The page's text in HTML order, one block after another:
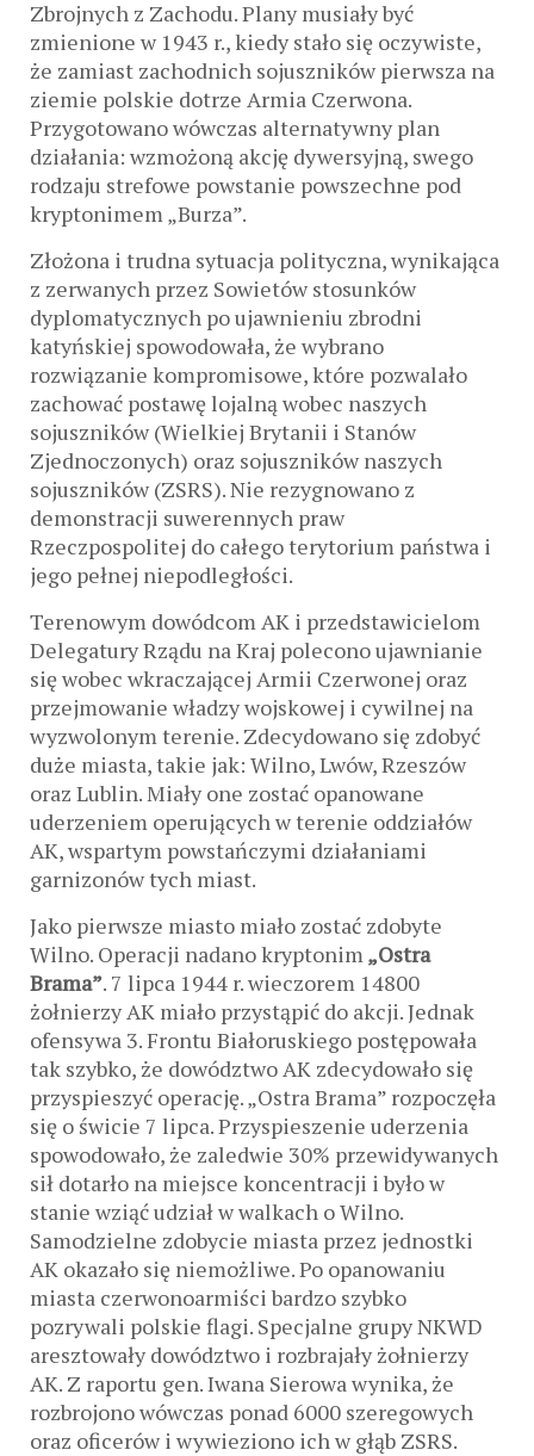
Zbrojnych z Zachodu. Plany musiały być
zmienione w 1943 r., kiedy stało się oczywiste,
że zamiast zachodnich sojuszników pierwsza na
ziemie polskie dotrze Armia Czerwona.
Przygotowano wówczas alternatywny plan
działania: wzmożoną akcję dywersyjną, swego
rodzaju strefowe powstanie powszechne pod
kryptonimem „Burza”.
Złożona i trudna sytuacja polityczna, wynikająca
z zerwanych przez Sowietów stosunków
dyplomatycznych po ujawnieniu zbrodni
katyńskiej spowodowała, że wybrano
rozwiązanie kompromisowe, które pozwalało
zachować postawę lojalną wobec naszych
sojuszników (Wielkiej Brytanii i Stanów
Zjednoczonych) oraz sojuszników naszych
sojuszników (ZSRS). Nie rezygnowano z
demonstracji suwerennych praw
Rzeczpospolitej do całego terytorium państwa i
jego pełnej niepodległości.
Terenowym dowódcom AK i przedstawicielom
Delegatury Rządu na Kraj polecono ujawnianie
się wobec wkraczającej Armii Czerwonej oraz
przejmowanie władzy wojskowej i cywilnej na
wyzwolonym terenie. Zdecydowano się zdobyć
duże miasta, takie jak: Wilno, Lwów, Rzeszów
oraz Lublin. Miały one zostać opanowane
uderzeniem operujących w terenie oddziałów
AK, wspartym powstańczymi działaniami
garnizonów tych miast.
Jako pierwsze miasto miało zostać zdobyte
Wilno. Operacji nadano kryptonim„Ostra
Brama”. 7 lipca 1944 r. wieczorem 14800
żołnierzy AK miało przystąpić do akcji. Jednak
ofensywa 3. Frontu Białoruskiego postępowała
tak szybko, że dowództwo AK zdecydowało się
przyspieszyć operację. „Ostra Brama” rozpoczęła
się o świcie 7 lipca. Przyspieszenie uderzenia
spowodowało, że zaledwie 30% przewidywanych
sił dotarło na miejsce koncentracji i było w
stanie wziąć udział w walkach o Wilno.
Samodzielne zdobycie miasta przez jednostki
AK okazało się niemożliwe. Po opanowaniu
miasta czerwonoarmiści bardzo szybko
pozrywali polskie flagi. Specjalne grupy NKWD
aresztowały dowództwo i rozbrajały żołnierzy
AK. Z raportu gen. Iwana Sierowa wynika, że
rozbrojono wówczas ponad 6000 szeregowych
oraz oficerów i wywieziono ich w głąb ZSRS.